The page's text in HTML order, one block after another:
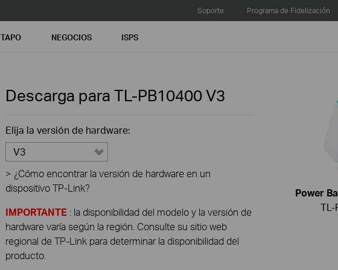
Soporte Programa de Fidelización
TAPO NEGOCIOS ISPS
Descarga para TL-PB10400V3
Elija la versión de hardware:
V3
> ¿Cómo encontrar la versión de hardware en un
dispositivo TP-Link?
IMPORTANTE : la disponibilidad del modelo y la versión de
hardware varía según la región. Consulte su sitio web
regional de TP-Link para determinar la disponibilidad del
producto.
Power
TL-